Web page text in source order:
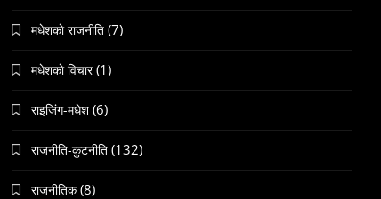
मधेशकाे राजनीति (7)
मधेशकाे विचार (1)
राइजिंग-मधेश (6)
राजनीति-कुटनीति (132)
राजनीतिक (8)